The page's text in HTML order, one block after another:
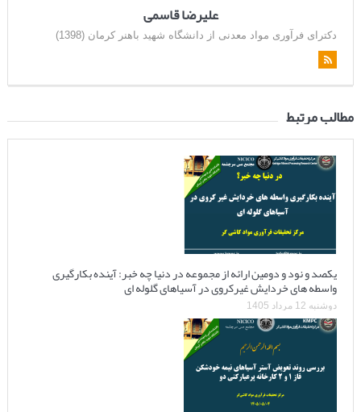
علیرضا قاسمی
دکترای فرآوری مواد معدنی از دانشگاه شهید باهنر کرمان (1398)
مطالب مرتبط
یکصد و نود و دومین ارائه از مجموعه در دنیا چه خبر: آینده بکارگیری
واسطه های خردایش غیرکروی در آسیاهای گلوله ای
دوشنبه 12 مرداد 1405